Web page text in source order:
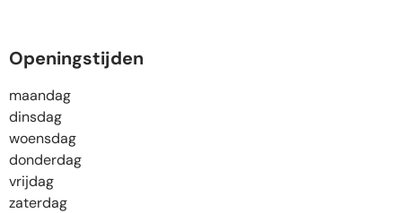
Openingstijden
maandag
dinsdag
woensdag
donderdag
vrijdag
zaterdag